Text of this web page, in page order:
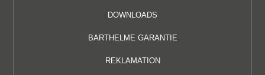
DOWNLOADS
BARTHELME GARANTIE
REKLAMATION